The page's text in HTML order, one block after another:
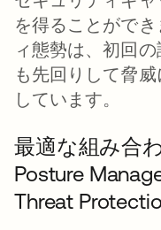
を得ることがで
ィ態勢は、初回
も先回りして脅
しています。
最適な組み合
Posture
Threat